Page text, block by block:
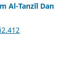
Al-Tanzīl Dan